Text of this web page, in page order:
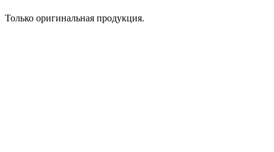
Только оригинальная продукция.